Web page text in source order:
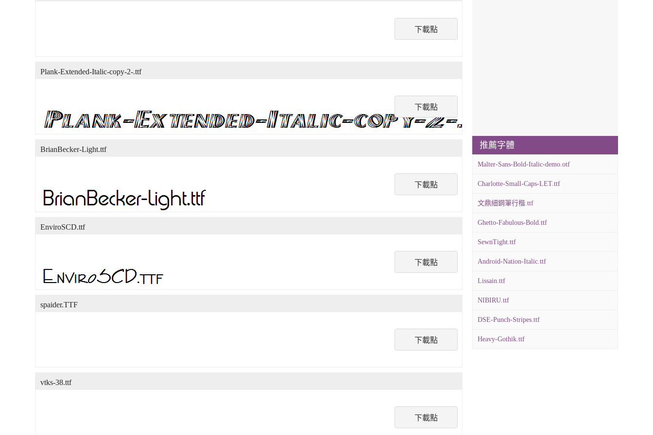
下載點
下載點
Plank-Extended-Italic-copy-2-.ttf
下載點
BrianBecker-Light.ttf
下載點
EnviroSCD.ttf
下載點
spaider.TTF
下載點
vtks-38.ttf
推薦字體
Malter-Sans-Bold-Italic-demo.otf
Charlotte-Small-Caps-LET.ttf
文鼎細鋼筆行楷.ttf
Ghetto-Fabulous-Bold.ttf
SewnTight.ttf
Android-Nation-Italic.ttf
Lissain.ttf
NIBIRU.ttf
DSE-Punch-Stripes.ttf
Heavy-Gothik.ttf